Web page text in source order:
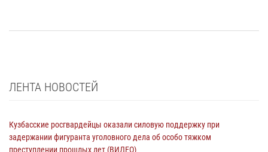
ЛЕНТА НОВОСТЕЙ
Кузбасские росгвардейцы оказали силовую поддержку при
задержании фигуранта уголовного дела об особо тяжком
преступлении прошлых лет (ВИДЕО)